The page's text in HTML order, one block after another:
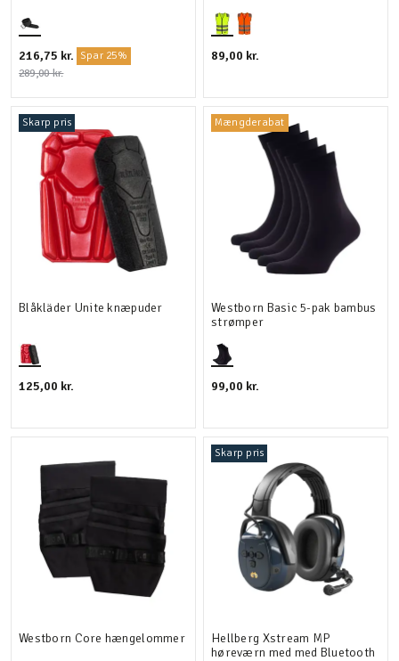
216,75 kr. Spar 25%
289,00 kr.
89,00 kr.
Skarp pris
Blåkläder Unite knæpuder
125,00 kr.
Mængderabat
Westborn Basic 5-pak bambus
strømper
99,00 kr.
Westborn Core hængelommer
Skarp pris
Hellberg Xstream MP
høreværn med med Bluetooth